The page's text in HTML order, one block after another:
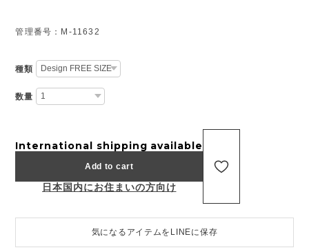
管理番号：M-11632
種類
数量
International shipping available
Add to cart
日本国内にお住まいの方向け
気になるアイテムをLINEに保存